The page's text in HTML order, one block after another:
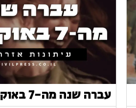
עברה שנה מה-7 באוקטובר